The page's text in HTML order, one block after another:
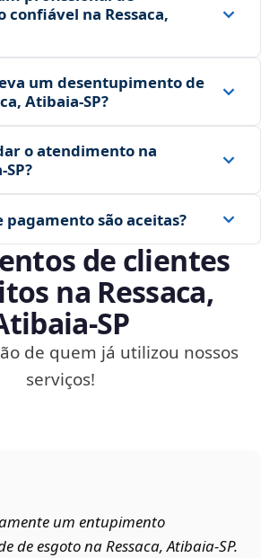
na Ressaca,
um desentupimento de
Atibaia‑SP?
o atendimento na
pagamento são aceitas?
de clientes
na Ressaca,
de quem já utilizou nossos
serviços!
um entupimento
de esgoto na Ressaca, Atibaia‑SP.